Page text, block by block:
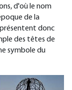
d'où le nom
de la
donc
des têtes de
symbole du